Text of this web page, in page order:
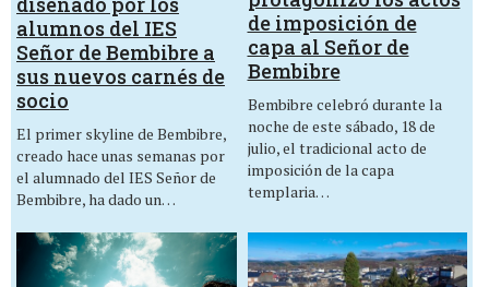
alumnos del IES
Señor de Bembibre a
sus nuevos carnés de
socio
El primer skyline de Bembibre,
creado hace unas semanas por
el alumnado del IES Señor de
Bembibre, ha dado un…
de imposición de
capa al Señor de
Bembibre
Bembibre celebró durante la
noche de este sábado, 18 de
julio, el tradicional acto de
imposición de la capa
templaria…